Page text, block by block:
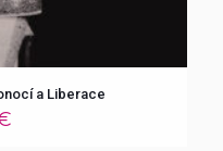
a Liberace